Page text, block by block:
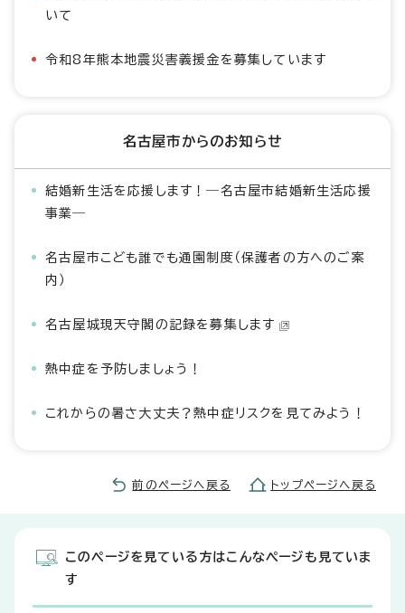
いて
令和8年熊本地震災害義援金を募集しています
名古屋市からのお知らせ
結婚新生活を応援します！―名古屋市結婚新生活応援
事業―
名古屋市こども誰でも通園制度（保護者の方へのご案
内）
名古屋城現天守閣の記録を募集します
熱中症を予防しましょう！
これからの暑さ大丈夫？熱中症リスクを見てみよう！
前のページへ戻る トップページへ戻る
このページを見ている方はこんなページも見ていま
す